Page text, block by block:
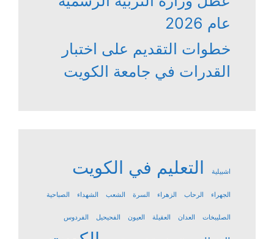
عام 2026
خطوات التقديم على اختبار
القدرات في جامعة الكويت
اشبيلية التعليم في الكويت
الجهراء الرحاب الزهراء السرة الشعب الشهداء الصباحية
الصليبخات العدان العقيلة العيون الفحيحيل الفردوس